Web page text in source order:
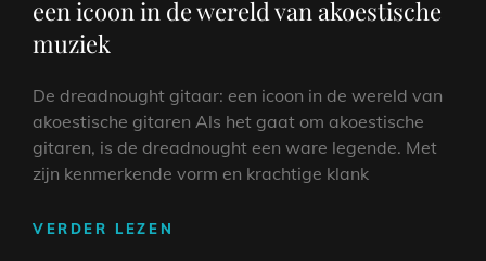
een icoon in de wereld van akoestische
muziek
De dreadnought gitaar: een icoon in de wereld van
akoestische gitaren Als het gaat om akoestische
gitaren, is de dreadnought een ware legende. Met
zijn kenmerkende vorm en krachtige klank
VERDER LEZEN